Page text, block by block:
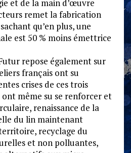
et de la main d’œuvre
remet la fabrication
qu’en plus, une
est 50 % moins émettrice
repose également sur
français ont su
crises de ces trois
ont même su se renforcer et
renaissance de la
du lin maintenant
recyclage du
et non polluantes,